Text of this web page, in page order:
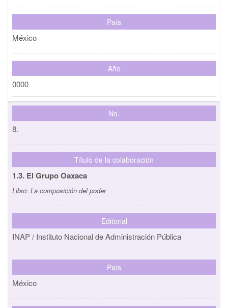
País
México
Año
0000
No.
8.
Título de la colaboración
1.3. El Grupo Oaxaca
Libro: La composición del poder
Editorial
INAP / Instituto Nacional de Administración Pública
País
México